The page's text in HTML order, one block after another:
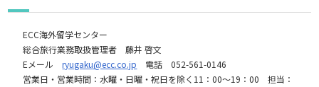
ECC海外留学センター
総合旅行業務取扱管理者 藤井 啓文
Eメールryugaku@ecc.co.jp 電話 052-561-0146
営業日・営業時間：水曜・日曜・祝日を除く11：00～19：00 担当：